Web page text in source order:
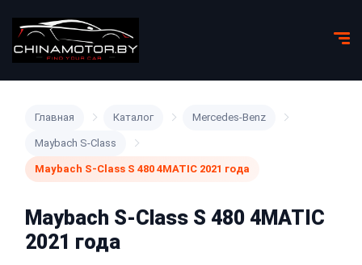
Главная Каталог Mercedes-Benz
Maybach S-Class
Maybach S-Class S 480 4MATIC 2021 года
Maybach S-Class S 480 4MATIC
2021 года